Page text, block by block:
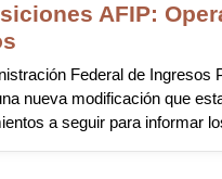
AFIP:
Federal de Ingresos
nueva modificación que
a seguir para informar